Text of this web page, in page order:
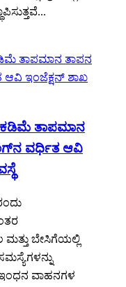
ಕಡಿಮೆ ತಾಪಮಾನ
ವರ್ಧಿತ ಆವಿ
ಬೇಸಿಗೆಯಲ್ಲಿ
ವಾಹನಗಳ